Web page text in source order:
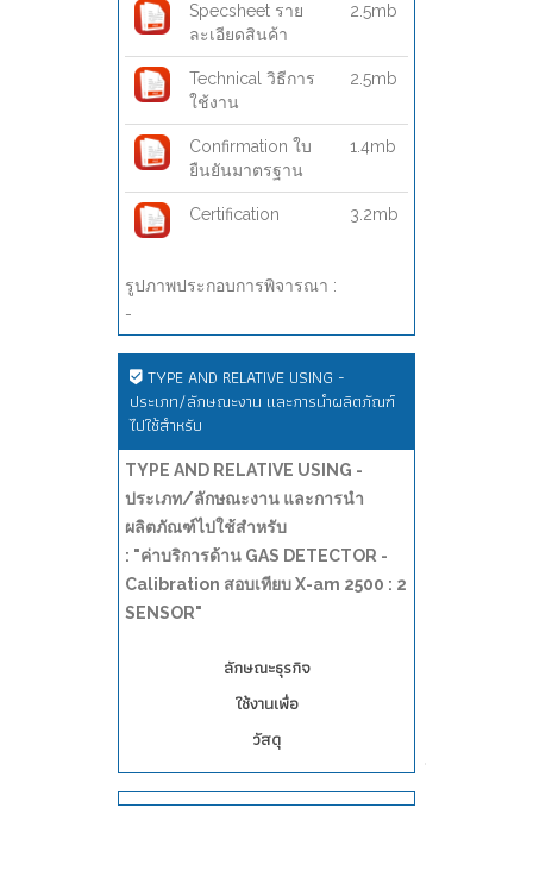
Specsheet ราย
ละเอียดสินค้า
2.5mb
Technical วิธีการ
ใช้งาน
2.5mb
Confirmation ใบ
ยืนยันมาตรฐาน
1.4mb
Certification 3.2mb
รูปภาพประกอบการพิจารณา :
-
TYPE AND RELATIVE USING -
ประเภท/ลักษณะงาน และการนำผลิตภัณฑ์
ไปใช้สำหรับ
TYPE AND RELATIVE USING -
ประเภท/ลักษณะงาน และการนำ
ผลิตภัณฑ์ไปใช้สำหรับ
: "ค่าบริการด้าน GAS DETECTOR -
Calibration สอบเทียบ X-am 2500 : 2
SENSOR"
ลักษณะธุรกิจ
ใช้งานเพื่อ
วัสดุ